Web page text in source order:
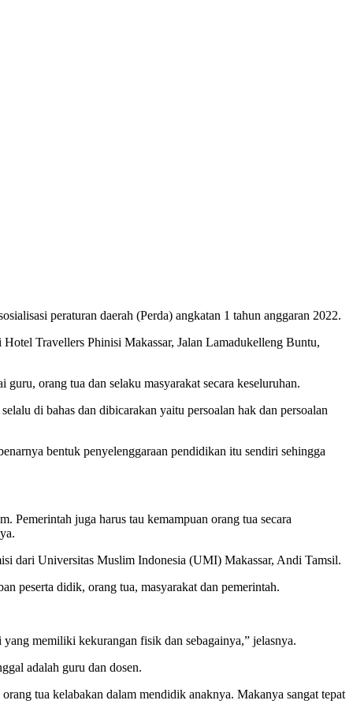
peraturan daerah (Perda) angkatan 1 tahun anggaran 2022.
Travellers Phinisi Makassar, Jalan Lamadukelleng Buntu,
orang tua dan selaku masyarakat secara keseluruhan.
di bahas dan dibicarakan yaitu persoalan hak dan persoalan
bentuk penyelenggaraan pendidikan itu sendiri sehingga
Pemerintah juga harus tau kemampuan orang tua secara
dari Universitas Muslim Indonesia (UMI) Makassar, Andi Tamsil.
peserta didik, orang tua, masyarakat dan pemerintah.
memiliki kekurangan fisik dan sebagainya,” jelasnya.
adalah guru dan dosen.
tua kelabakan dalam mendidik anaknya. Makanya sangat tepat